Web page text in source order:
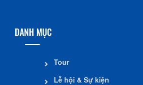
DANH MỤC
Tour
Lễ hội & Sự kiện